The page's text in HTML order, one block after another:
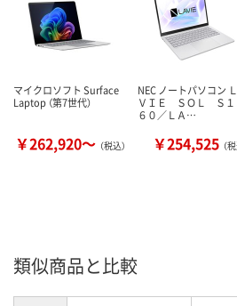
マイクロソフト Surface
Laptop （第7世代）
￥262,920～ （税込）
NEC ノートパソコン
ＶＩＥ ＳＯＬ Ｓ１
６０／ＬＡ…
￥254,525 （
類似商品と比較